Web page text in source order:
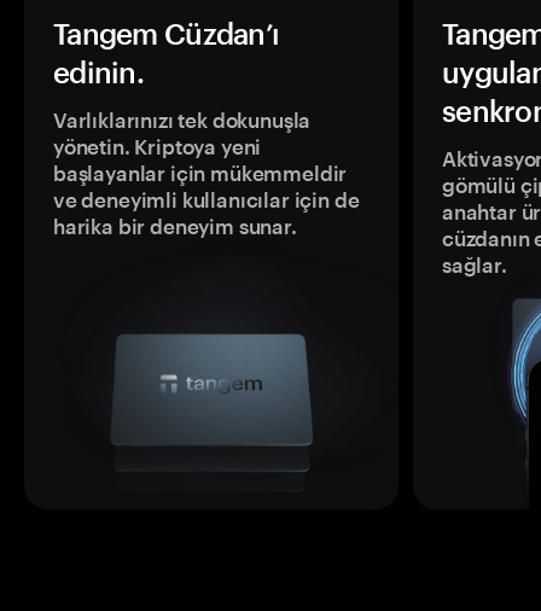
Tangem Cüzdan’ı
edinin.
Varlıklarınızı tek dokunuşla
yönetin. Kriptoya yeni
başlayanlar için mükemmeldir
ve deneyimli kullanıcılar için de
harika bir deneyim sunar.
gömülü
anahtar
sağlar.